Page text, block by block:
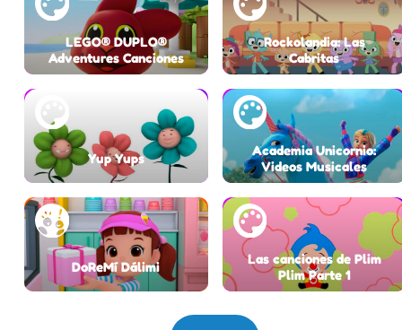
LEGO® DUPLO®
Adventures Canciones
Rockolandia: Las
Cabritas
Yup Yups
Academia Unicornio:
Videos Musicales
DoReMí Dálimi
Las canciones de Plim
Plim Parte 1